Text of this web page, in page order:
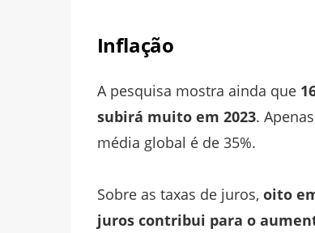
Inflação
A pesquisa mostra ainda que
subirá muito em 2023.
média global é de 35%.
Sobre as taxas de juros, oito
juros contribui para o